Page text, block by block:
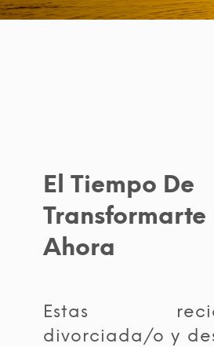
El Tiempo De
Transformarte
Ahora
Estas
divorciada/o y